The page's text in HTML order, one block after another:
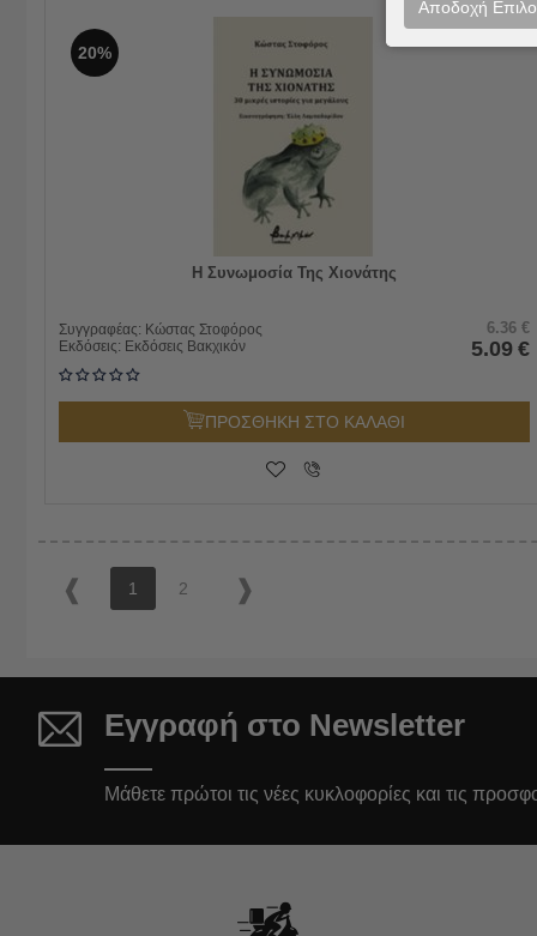
20%
Η Συνωμοσία Της Χιονάτης
Συγγραφέας: Κώστας Στοφόρος
Εκδόσεις: Εκδόσεις Βακχικόν
6.36 €
5.09 €
ΠΡΟΣΘΗΚΗ ΣΤΟ ΚΑΛΑΘΙ
1 2
Εγγραφή στο Newsletter
Μάθετε πρώτοι τις νέες κυκλοφορίες και τις
Αποδοχή